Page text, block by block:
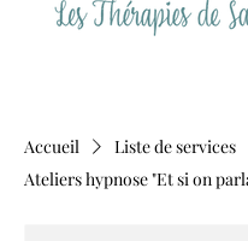
Accueil
Liste de services
Ateliers hypnose "Et si on